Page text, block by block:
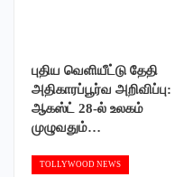
புதிய வெளியீட்டு தேதி
அதிகாரப்பூர்வ அறிவிப்பு:
ஆகஸ்ட் 28-ல் உலகம்
முழுவதும்…
TOLLYWOOD NEWS